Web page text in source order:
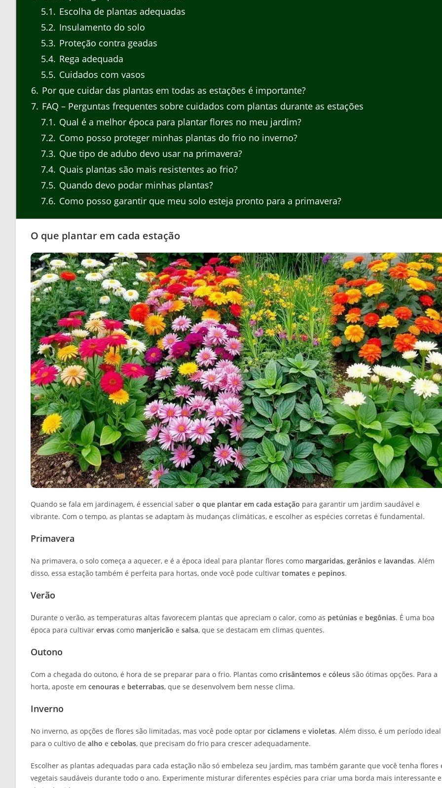
5.1
Escolha de plantas adequadas
5.2 Insulamento do solo
5.3 Proteção contra geadas
5.4 Rega adequada
5.5 Cuidados com vasos
6 Por que cuidar das plantas em todas as estações é importante?
7 FAQ – Perguntas frequentes sobre cuidados com plantas durante as estações
7.1
Qual é a melhor época para plantar flores no meu jardim?
7.2 Como posso proteger minhas plantas do frio no inverno?
7.3 Que tipo de adubo devo usar na primavera?
7.4 Quais plantas são mais resistentes ao frio?
7.5 Quando devo podar minhas plantas?
7.6 Como posso garantir que meu solo esteja pronto para a primavera?
O que plantar em cada estação
Quando se fala em jardinagem, é essencial saber o que plantar em cada estação para garantir um jardim saudável e
vibrante. Com o tempo, as plantas se adaptam às mudanças climáticas, e escolher as espécies corretas é fundamental.
Primavera
Na primavera, o solo começa a aquecer, e é a época ideal para plantar flores como margaridas, gerânios e lavandas. Além
disso, essa estação também é perfeita para hortas, onde você pode cultivar tomates e pepinos.
Verão
Durante o verão, as temperaturas altas favorecem plantas que apreciam o calor, como as petúnias e begônias. É uma boa
época para cultivar ervas como manjericão e salsa, que se destacam em climas quentes.
Outono
Com a chegada do outono, é hora de se preparar para o frio. Plantas como crisântemos e cóleus são ótimas opções. Para a
horta, aposte em cenouras e beterrabas, que se desenvolvem bem nesse clima.
Inverno
No inverno, as opções de flores são limitadas, mas você pode optar por ciclamens e violetas. Além disso, é um período ideal
para o cultivo de alho e cebolas, que precisam do frio para crescer adequadamente.
Escolher as plantas adequadas para cada estação não só embeleza seu jardim, mas também garante que você tenha flores
vegetais saudáveis durante todo o ano. Experimente misturar diferentes espécies para criar uma borda mais interessante e